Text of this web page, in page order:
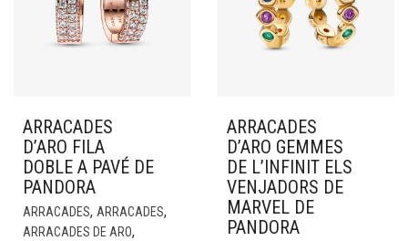
ARRACADES
D’ARO FILA
DOBLE A PAVÉ DE
PANDORA
ARRACADES, ARRACADES,
ARRACADES DE ARO,
ARRACADES
D’ARO GEMMES
DE L’INFINIT ELS
VENJADORS DE
MARVEL DE
PANDORA